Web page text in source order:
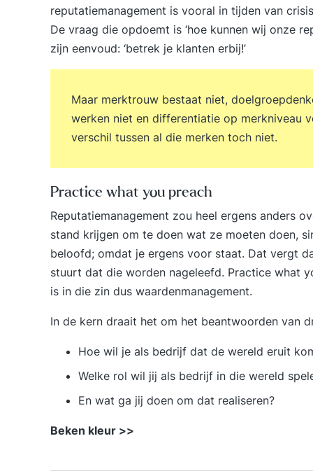
reputatiemanagement is vooral in tijden van
De vraag die opdoemt is ‘hoe kunnen wij onze
zijn eenvoud: ‘betrek je klanten erbij!’
Maar merktrouw bestaat niet,
werken niet en differentiatie op merkniveau
verschil tussen al die merken toch niet.
Practice what you preach
Reputatiemanagement zou heel ergens anders
stand krijgen om te doen wat ze moeten doen,
beloofd; omdat je ergens voor staat. Dat vergt
stuurt dat die worden nageleefd. Practice what
is in die zin dus waardenmanagement.
In de kern draait het om het beantwoorden van
Hoe wil je als bedrijf dat de wereld eruit
Welke rol wil jij als bedrijf in die wereld
En wat ga jij doen om dat realiseren?
Beken kleur >>